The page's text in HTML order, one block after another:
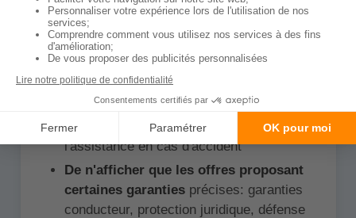
De définir votre budgetet de n'afficher
que les offres proposant ces tarifs (ex:
entre 150 et 500€ par an)
De n'afficher que les offres proposant
certains services supplémentaires
comme: le véhicule de remplacement,
l'assistance en cas de panne ou
l'assistance en cas d'accident
De n'afficher que les offres proposant
certaines garantiesprécises: garanties
conducteur, protection juridique, défense